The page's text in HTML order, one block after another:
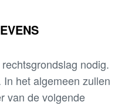
nodig.
het algemeen zullen
van de volgende